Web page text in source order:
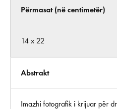
Përmasat (në centimetër)
14 x 22
Abstrakt
Imazhi fotografik i krijuar për